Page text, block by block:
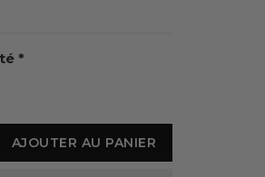
*
AJOUTER AU PANIER